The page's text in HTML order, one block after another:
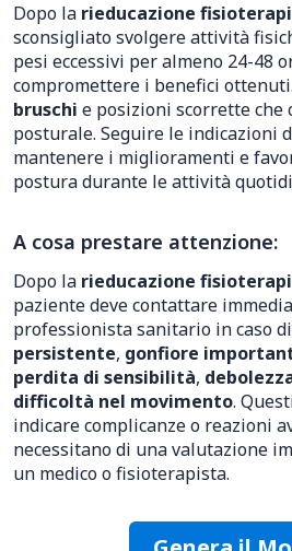
Dopo la rieducazione
sconsigliato svolgere attività
pesi eccessivi per almeno 24-48
compromettere i benefici
bruschi e posizioni scorrette che
posturale. Seguire le indicazioni
mantenere i miglioramenti e
postura durante le attività
A cosa prestare attenzione:
Dopo la rieducazione
paziente deve contattare
professionista sanitario in caso di
persistente, gonfiore
perdita di sensibilità,
difficoltà nel movimento.
indicare complicanze o reazioni
necessitano di una valutazione
un medico o fisioterapista.